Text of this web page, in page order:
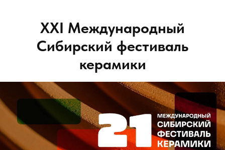
XXI Международный
Сибирский фестиваль
керамики